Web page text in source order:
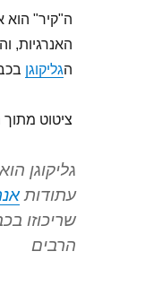
ה"קיר" הוא
הגליקוגן
ציטוט מתוך
גליקוגן הוא
עתודות
שריכוזו
הרבים